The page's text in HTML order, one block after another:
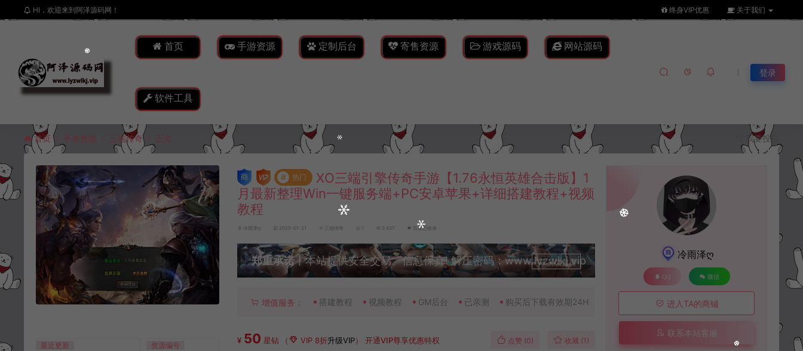
HI，欢迎来到阿泽源码网！ 终身VIP优惠 关于我们
首页 手游资源 定制后台 寄售资源 游戏源码 网站源码
软件工具
登录
首页 手游资源 三端传奇 正文 我要投稿
最近更新
资源编号
# 热门
XO三端引擎传奇手游【1.76永恒英雄合击版】1
月最新整理Win一键服务端+PC安卓苹果+详细搭建教程+视频
教程
冷雨泽ღ 2025-01-21 三端传奇 1 2,437 百度已收录
郑重承诺丨本站提供安全交易、信息保真! 解压密码：www.lyzwlkj.vip
升级会员
增值服务： 搭建教程 视频教程 GM后台 已亲测 购买后下载有效期24H
¥ 50 星钻 （ VIP 8折升级VIP）开通VIP尊享优惠特权 点赞 (0) 收藏 (1)
冷雨泽ღ
QQ 微信
进入TA的商铺
联系本站客服